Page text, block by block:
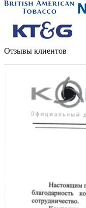
Отзывы клиентов